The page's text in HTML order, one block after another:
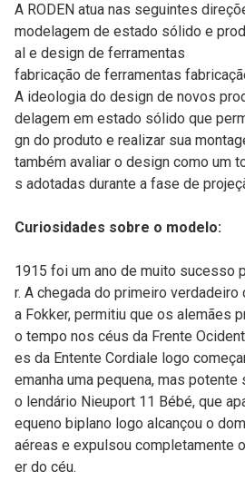
A RODEN atua nas seguintes
modelagem de estado sólido e
al e design de ferramentas
fabricação de ferramentas
A ideologia do design de novos
delagem em estado sólido que
gn do produto e realizar sua
também avaliar o design como um
s adotadas durante a fase de
Curiosidades sobre o modelo:
1915 foi um ano de muito sucesso
r. A chegada do primeiro verdadeiro
a Fokker, permitiu que os alemães
o tempo nos céus da Frente
es da Entente Cordiale logo
emanha uma pequena, mas
o lendário Nieuport 11 Bébé, que
equeno biplano logo alcançou o
aéreas e expulsou completamente
er do céu.